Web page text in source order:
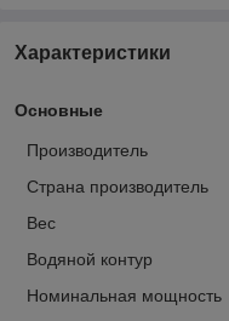
Характеристики
Основные
Производитель
Страна производитель
Вес
Водяной контур
Номинальная мощность